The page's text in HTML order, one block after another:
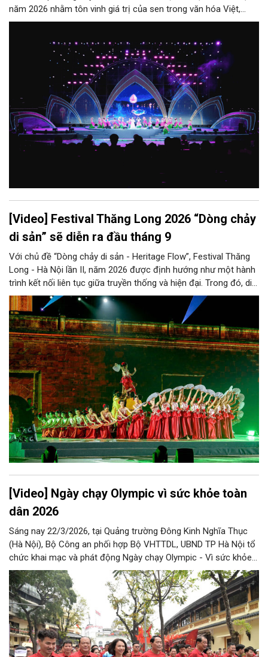
năm 2026 nhằm tôn vinh giá trị của sen trong văn hóa Việt,
đồng thời quảng bá, giới thiệu nét độc đáo, giá trị của sen với
hoạt động của Thành phố nhằm cụ thể hóa Chương trình hành
động số 01-CTr/TU ngày 29/11/2025, Chương trình hành động
số 08-CTtr/TU ngày 17/3/2026 của Thành ủy và các định
hướng của Thành phố về phát t
[Video] Festival Thăng Long 2026 “Dòng chảy
di sản” sẽ diễn ra đầu tháng 9
Với chủ đề “Dòng chảy di sản - Heritage Flow”, Festival Thăng
Long - Hà Nội lần II, năm 2026 được định hướng như một hành
trình kết nối liên tục giữa truyền thống và hiện đại. Trong đó, di
sản không còn được nhìn nhận như những giá trị tĩnh, mà trở
thành một dòng chảy sống động trong đời sống đô thị, gắn liền
với trải nghiệm và sự tham gia của cộng đồng. Sự kiện diễn ra
từ ngày 11 - 20/9 tại nhiều không gian văn hóa - di sản tiêu biểu
của Thủ đô.
[Video] Ngày chạy Olympic vì sức khỏe toàn
dân 2026
Sáng nay 22/3/2026, tại Quảng trường Đông Kinh Nghĩa Thục
(Hà Nội), Bộ Công an phối hợp Bộ VHTTDL, UBND TP Hà Nội tổ
chức khai mạc và phát động Ngày chạy Olympic - Vì sức khỏe
toàn dân - Vì an ninh Tổ quốc năm 2026. Sự kiện đã huy động
đông đảo mọi tầng lớp nhân dân tham gia phong trào thể dục
thể thao cũng như phong trào toàn dân bảo vệ an ninh tổ quốc,
minh chứng cho tinh thần đoàn kết toàn dân tộc bước vào kỷ
nguyên mới, kỷ nguyên vươn mình của dân tộc Việt Nam.